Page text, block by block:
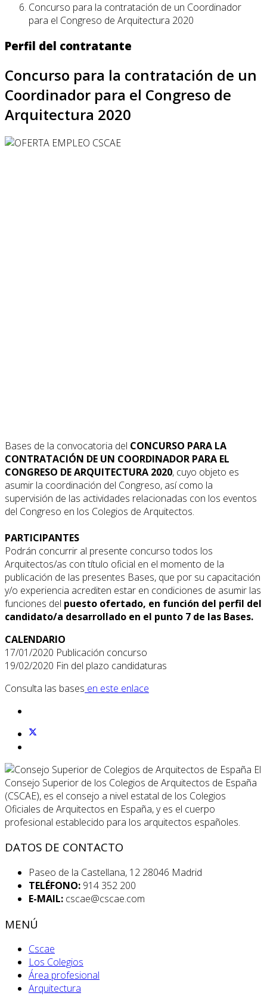
Concurso para la contratación de un Coordinador
para el Congreso de Arquitectura 2020
Perfil del contratante
Concurso para la contratación de un
Coordinador para el Congreso de
Arquitectura 2020
Bases de la convocatoria del CONCURSO PARA LA
CONTRATACIÓN DE UN COORDINADOR PARA EL
CONGRESO DE ARQUITECTURA 2020, cuyo objeto es
asumir la coordinación del Congreso, así como la
supervisión de las actividades relacionadas con los eventos
del Congreso en los Colegios de Arquitectos.
PARTICIPANTES
Podrán concurrir al presente concurso todos los
Arquitectos/as con título oficial en el momento de la
publicación de las presentes Bases, que por su capacitación
y/o experiencia acrediten estar en condiciones de asumir las
funciones del puesto ofertado, en función del perfil del
candidato/a desarrollado en el punto 7 de las Bases.
CALENDARIO
17/01/2020 Publicación concurso
19/02/2020 Fin del plazo candidaturas
Consulta las bases en este enlace
El
Consejo Superior de los Colegios de Arquitectos de España
(CSCAE), es el consejo a nivel estatal de los Colegios
Oficiales de Arquitectos en España, y es el cuerpo
profesional establecido para los arquitectos españoles.
DATOS DE CONTACTO
Paseo de la Castellana, 12 28046 Madrid
TELÉFONO: 914 352 200
E-MAIL: cscae@cscae.com
MENÚ
Cscae
Los Colegios
Área profesional
Arquitectura